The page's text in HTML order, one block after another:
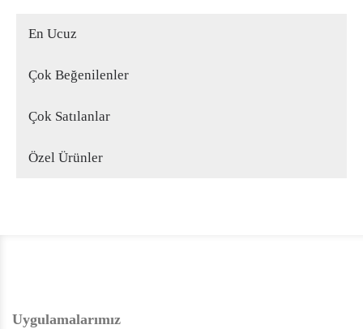
En Ucuz
Çok Beğenilenler
Çok Satılanlar
Özel Ürünler
Uygulamalarımız